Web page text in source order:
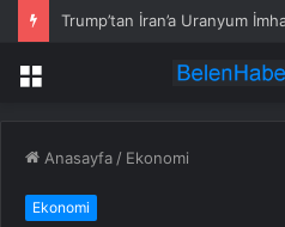
Trump’tan İran’a Uranyum
Menü
Anasayfa / Ekonomi
Ekonomi